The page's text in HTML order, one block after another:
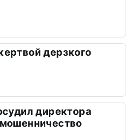
дерзкого
директора